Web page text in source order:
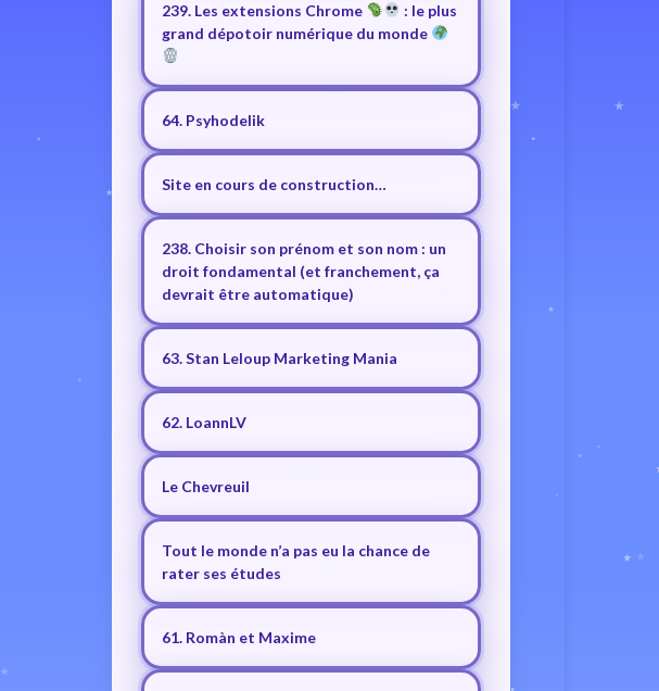
239. Les extensions Chrome
: le plus
grand dépotoir numérique du monde
64. Psyhodelik
Site en cours de construction…
238. Choisir son prénom et son nom : un
droit fondamental (et franchement, ça
devrait être automatique)
63. Stan Leloup Marketing Mania
62. LoannLV
Le Chevreuil
Tout le monde n’a pas eu la chance de
rater ses études
61. Romàn et Maxime